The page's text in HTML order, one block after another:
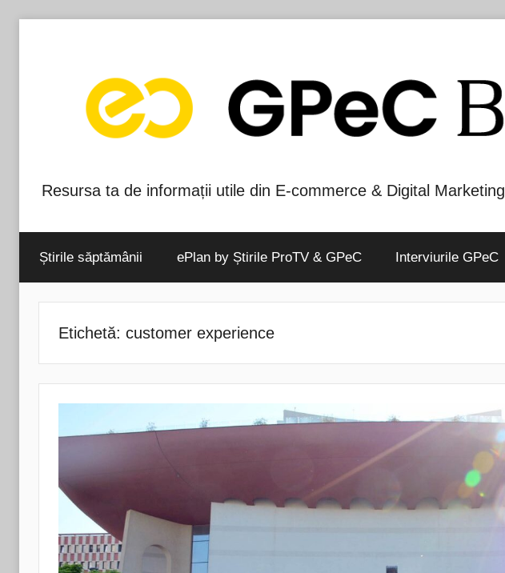
Blog-
ul
GPeC
Resursa ta de informații utile din E-commerce & Digital Marketing
Știrile săptămânii ePlan by Știrile ProTV & GPeC Interviurile GPeC
Etichetă: customer experience